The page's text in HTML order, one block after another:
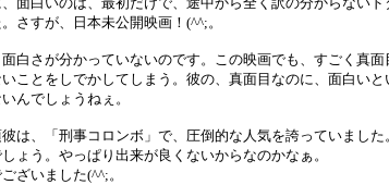
さすが、日本未公開映画！(^^;。
白さが分かっていないのです。この映画でも、すごく真面
ことをしでかしてしまう。彼の、真面目なのに、面白いと
んでしょうねぇ。
は、「刑事コロンボ」で、圧倒的な人気を誇っていました
ょう。やっぱり出来が良くないからなのかなぁ。
ざいました(^^;。